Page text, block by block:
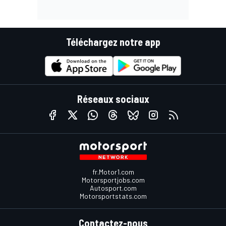
Téléchargez notre app
Réseaux sociaux
fr.Motor1.com
Motorsportjobs.com
Autosport.com
Motorsportstats.com
Contactez-nous